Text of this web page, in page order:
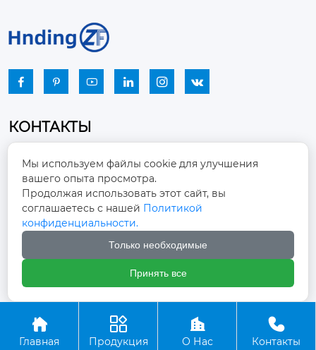
     
КОНТАКТЫ

район Чжоуцунь, город Цзыбо, провинция
Шаньдун
 winston-xu@hengdingfan.com
+86-13806434669
 +86 13806434669
Copyright ©ООО Зибо Хенгдин Вентилятор

Главная

Продукция

О Нас

Контакты
Мы используем файлы cookie для улучшения
вашего опыта просмотра.
Продолжая использовать этот сайт, вы
соглашаетесь с нашей Политикой
конфиденциальности.
Только необходимые
Принять все